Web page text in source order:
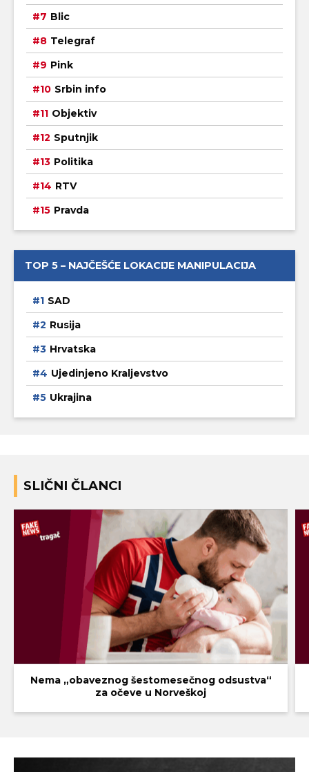
Blic
Telegraf
Pink
Srbin info
Objektiv
Sputnjik
Politika
RTV
Pravda
TOP 5 – NAJČEŠĆE LOKACIJE MANIPULACIJA
SAD
Rusija
Hrvatska
Ujedinjeno Kraljevstvo
Ukrajina
SLIČNI ČLANCI
Nema „obaveznog šestomesečnog odsustva“
za očeve u Norveškoj